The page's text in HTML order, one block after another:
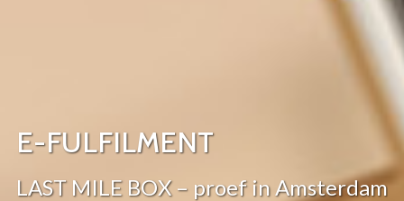
E-FULFILMENT
LAST MILE BOX – proef in Amsterdam